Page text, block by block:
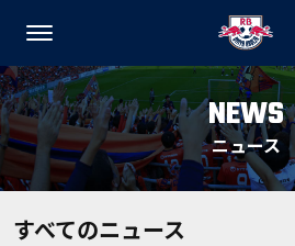
NEWS
ニュース
すべてのニュース